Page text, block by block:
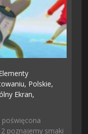
Polskie,
Ekran,
poznajemy smaki